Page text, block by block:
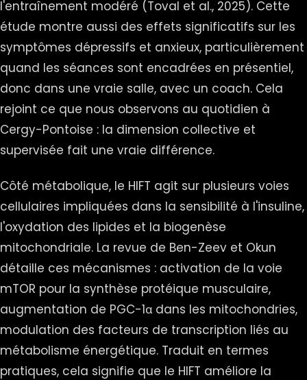
l'entraînement modéré (Toval et al., 2025). Cette
étude montre aussi des effets significatifs sur les
symptômes dépressifs et anxieux, particulièrement
quand les séances sont encadrées en présentiel,
donc dans une vraie salle, avec un coach. Cela
rejoint ce que nous observons au quotidien à
Cergy-Pontoise : la dimension collective et
supervisée fait une vraie différence.
Côté métabolique, le HIFT agit sur plusieurs voies
cellulaires impliquées dans la sensibilité à l'insuline,
l'oxydation des lipides et la biogenèse
mitochondriale. La revue de Ben-Zeev et Okun
détaille ces mécanismes : activation de la voie
mTOR pour la synthèse protéique musculaire,
augmentation de PGC-1α dans les mitochondries,
modulation des facteurs de transcription liés au
métabolisme énergétique. Traduit en termes
pratiques, cela signifie que le HIFT améliore la